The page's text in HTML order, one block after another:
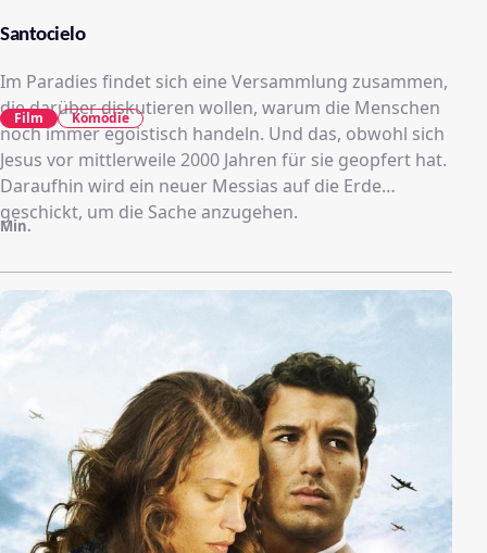
Santocielo
Im Paradies findet sich eine Versammlung zusammen,
die darüber diskutieren wollen, warum die Menschen
noch immer egoistisch handeln. Und das, obwohl sich
Jesus vor mittlerweile 2000 Jahren für sie geopfert hat.
Daraufhin wird ein neuer Messias auf die Erde
geschickt, um die Sache anzugehen.
Min.
Film Komödie